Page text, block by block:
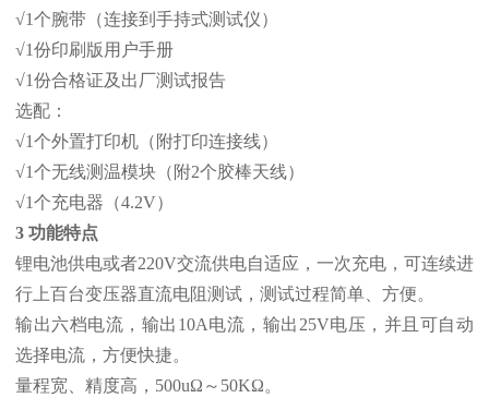
√1个腕带（连接到手持式测试仪）
√1份印刷版用户手册
√1份合格证及出厂测试报告
选配：
√1个外置打印机（附打印连接线）
√1个无线测温模块（附2个胶棒天线）
√1个充电器（4.2V）
3 功能特点
锂电池供电或者220V交流供电自适应，一次充电，可连续进
行上百台变压器直流电阻测试，测试过程简单、方便。
输出六档电流，输出10A电流，输出25V电压，并且可自动
选择电流，方便快捷。
量程宽、精度高，500uΩ～50KΩ。